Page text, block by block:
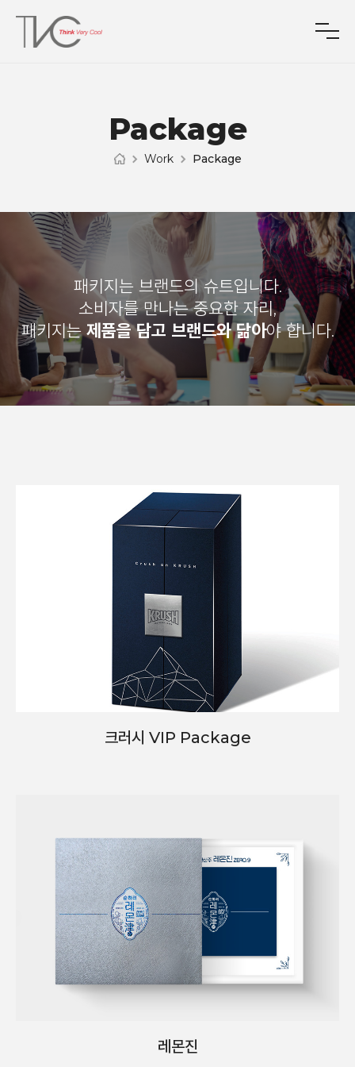
Package
Work Package
패키지는 브랜드의 슈트입니다.
소비자를 만나는 중요한 자리,
패키지는제품을 담고 브랜드와 닮아야 합니다.
크러시 VIP Package
레몬진